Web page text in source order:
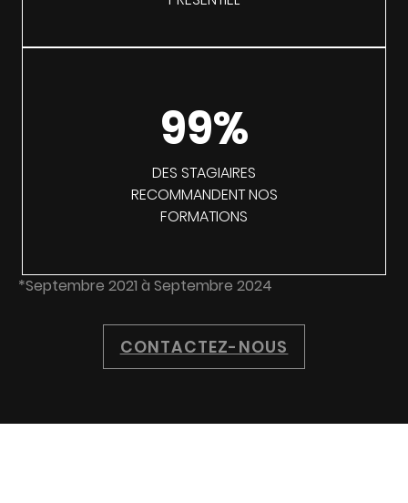
99%
DES STAGIAIRES
RECOMMANDENT NOS
FORMATIONS
*Septembre 2021 à Septembre 2024
CONTACTEZ-NOUS